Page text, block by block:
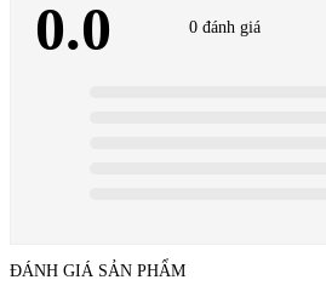
0.0 0 đánh giá
ĐÁNH GIÁ SẢN PHẨM